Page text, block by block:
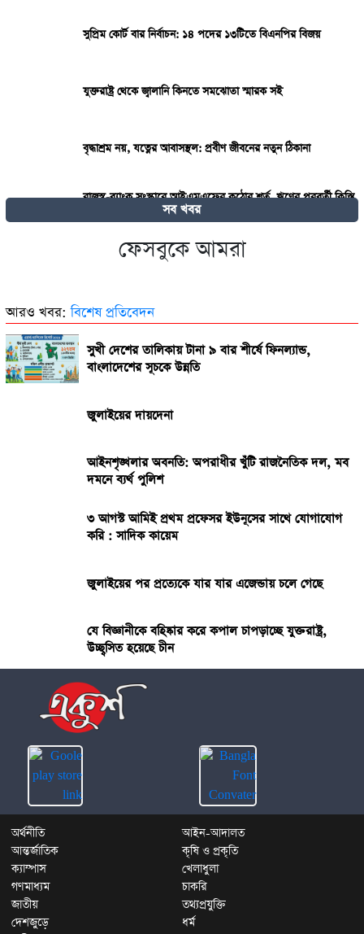
সুপ্রিম কোর্ট বার নির্বাচন: ১৪ পদের ১৩টিতে বিএনপির বিজয়
যুক্তরাষ্ট্র থেকে জ্বালানি কিনতে সমঝোতা স্মারক সই
বৃদ্ধাশ্রম নয়, যত্নের আবাসস্থল: প্রবীণ জীবনের নতুন ঠিকানা
রাজস্ব-ব্যাংক সংস্কারে আইএমএফের কঠোর শর্ত, ঋণের পরবর্তী কিস্তি
নিয়ে দোটানায় সরকার
২৭০ বিলিয়ন ডলার! কার কাছে এই বিশাল ক্ষতিপূরণ চাইছে ইরান?
সব খবর
ফেসবুকে আমরা
আরও খবর:বিশেষ প্রতিবেদন
সুখী দেশের তালিকায় টানা ৯ বার শীর্ষে ফিনল্যান্ড,
বাংলাদেশের সূচকে উন্নতি
জুলাইয়ের দায়দেনা
আইনশৃঙ্খলার অবনতি: অপরাধীর খুঁটি রাজনৈতিক দল, মব
দমনে ব্যর্থ পুলিশ
৩ আগস্ট আমিই প্রথম প্রফেসর ইউনূসের সাথে যোগাযোগ
করি : সাদিক কায়েম
জুলাইয়ের পর প্রত্যেকে যার যার এজেন্ডায় চলে গেছে
যে বিজ্ঞানীকে বহিষ্কার করে কপাল চাপড়াচ্ছে যুক্তরাষ্ট্র,
উচ্ছ্বসিত হয়েছে চীন
অর্থনীতি
আইন-আদালত
আন্তর্জাতিক
কৃষি ও প্রকৃতি
ক্যাম্পাস
খেলাধুলা
গণমাধ্যম
চাকরি
জাতীয়
তথ্যপ্রযুক্তি
দেশজুড়ে
ধর্ম